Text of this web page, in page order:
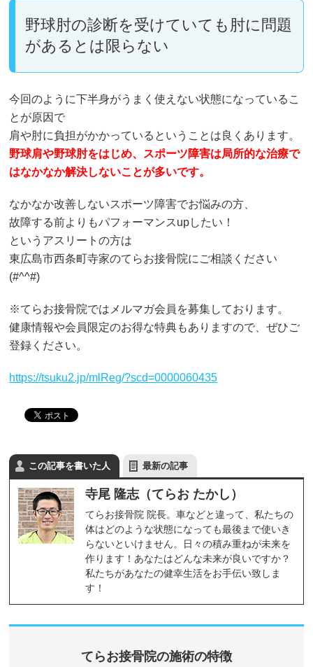
野球肘の診断を受けていても肘に問題
があるとは限らない
今回のように下半身がうまく使えない状態になっているこ
とが原因で
肩や肘に負担がかかっているということは良くあります。
野球肩や野球肘をはじめ、スポーツ障害は局所的な治療で
はなかなか解決しないことが多いです。
なかなか改善しないスポーツ障害でお悩みの方、
故障する前よりもパフォーマンスupしたい！
というアスリートの方は
東広島市西条町寺家のてらお接骨院にご相談ください
(#^^#)
※てらお接骨院ではメルマガ会員を募集しております。
健康情報や会員限定のお得な特典もありますので、ぜひご
登録ください。
https://tsuku2.jp/mlReg/?scd=0000060435
この記事を書いた人 最新の記事
寺尾 隆志（てらお たかし）
てらお接骨院 院長。車などと違って、私たちの
体はどのような状態になっても最後まで使いき
らないといけません。日々の積み重ねが未来を
作ります！あなたはどんな未来が良いですか？
私たちがあなたの健幸生活をお手伝い致しま
す！
てらお接骨院の施術の特徴